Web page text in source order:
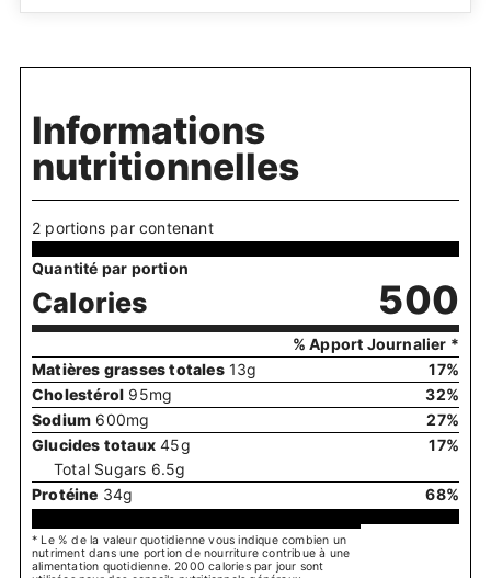
Informations
nutritionnelles
2 portions par contenant
Quantité par portion
Calories 500
% Apport Journalier *
Matières grasses totales 13g 17%
Cholestérol 95mg 32%
Sodium 600mg 27%
Glucides totaux 45g 17%
Total Sugars 6.5g
Protéine 34g 68%
* Le % de la valeur quotidienne vous indique combien un
nutriment dans une portion de nourriture contribue à une
alimentation quotidienne. 2000 calories par jour sont